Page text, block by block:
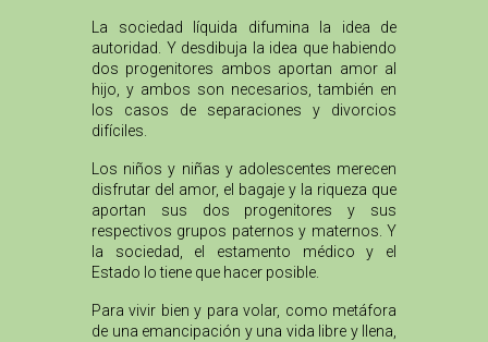
La sociedad líquida difumina la idea de
autoridad. Y desdibuja la idea que habiendo
dos progenitores ambos aportan amor al
hijo, y ambos son necesarios, también en
los casos de separaciones y divorcios
difíciles.
Los niños y niñas y adolescentes merecen
disfrutar del amor, el bagaje y la riqueza que
aportan sus dos progenitores y sus
respectivos grupos paternos y maternos. Y
la sociedad, el estamento médico y el
Estado lo tiene que hacer posible.
Para vivir bien y para volar, como metáfora
de una emancipación y una vida libre y llena,